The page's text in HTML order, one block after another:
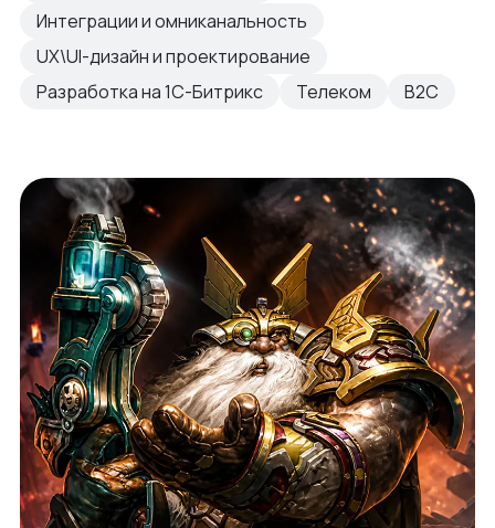
Интеграции и омниканальность
UX\UI-дизайн и проектирование
Разработка на 1С-Битрикс
Телеком B2C